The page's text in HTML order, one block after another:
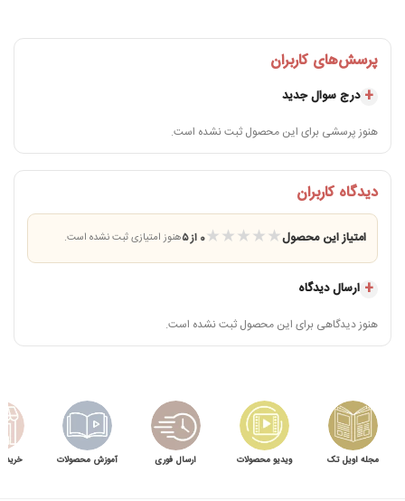
پرسش‌های کاربران
درج سوال جدید
هنوز پرسشی برای این محصول ثبت نشده است.
دیدگاه کاربران
امتیاز این محصول ★★★★★ 0 از ۵ هنوز امتیازی ثبت نشده است.
ارسال دیدگاه
هنوز دیدگاهی برای این محصول ثبت نشده است.
مجله اویل تک ویدیو محصولات ارسال فوری آموزش محصولات خرید